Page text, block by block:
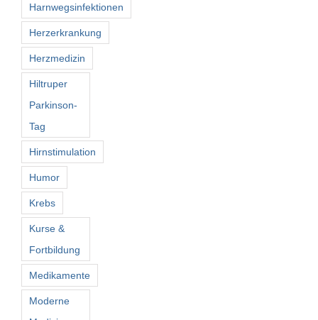
Harnwegsinfektionen
Herzerkrankung
Herzmedizin
Hiltruper
Parkinson-
Tag
Hirnstimulation
Humor
Krebs
Kurse &
Fortbildung
Medikamente
Moderne